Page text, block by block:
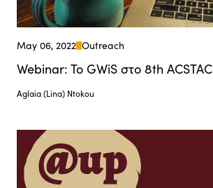
May 06, 2022 Outreach
Webinar: To GWiS στο 8th ACSTAC
Aglaia (Lina) Ntokou